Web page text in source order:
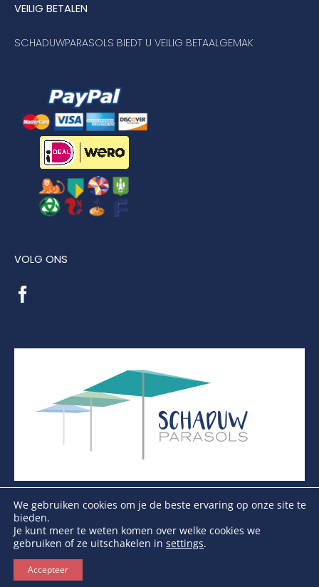
VEILIG BETALEN
SCHADUWPARASOLS BIEDT U VEILIG BETAALGEMAK
VOLG ONS
Copyright Schaduwparasols © 2026. Alle Rechten
We gebruiken cookies om je de beste ervaring op onze site te
bieden.
Je kunt meer te weten komen over welke cookies we
gebruiken of ze uitschakelen in settings.
Accepteer